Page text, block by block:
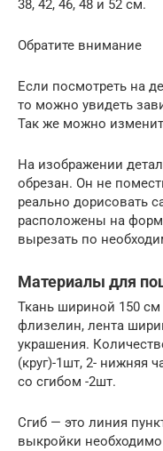
38, 42, 46, 48 и 52 см.
Обратите внимание
Если посмотреть на
то можно увидеть
Так же можно
На изображении
обрезан. Он не
реально дорисовать
расположены на
вырезать по
Материалы для
Ткань шириной 150
флизелин, лента
украшения.
(круг)-1шт, 2- нижняя
со сгибом -2шт.
Сгиб — это линия
выкройки